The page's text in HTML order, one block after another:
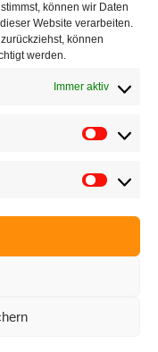
können wir Daten
Website verarbeiten.
können
werden.
Immer aktiv